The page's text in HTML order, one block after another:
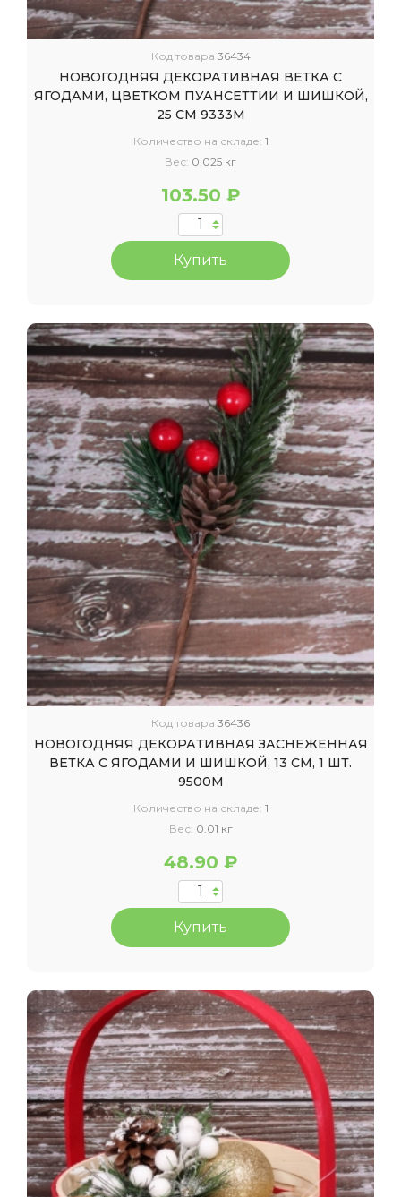
Код товара 36434
НОВОГОДНЯЯ ДЕКОРАТИВНАЯ ВЕТКА С
ЯГОДАМИ, ЦВЕТКОМ ПУАНСЕТТИИ И ШИШКОЙ,
25 СМ 9333М
Количество на складе: 1
Вес: 0.025 кг
103.50 ₽
Купить
Код товара 36436
НОВОГОДНЯЯ ДЕКОРАТИВНАЯ ЗАСНЕЖЕННАЯ
ВЕТКА С ЯГОДАМИ И ШИШКОЙ, 13 СМ, 1 ШТ.
9500М
Количество на складе: 1
Вес: 0.01 кг
48.90 ₽
Купить